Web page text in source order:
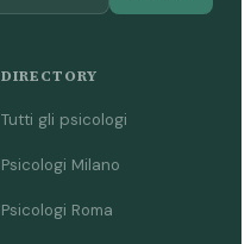
DIRECTORY
Tutti gli psicologi
Psicologi Milano
Psicologi Roma